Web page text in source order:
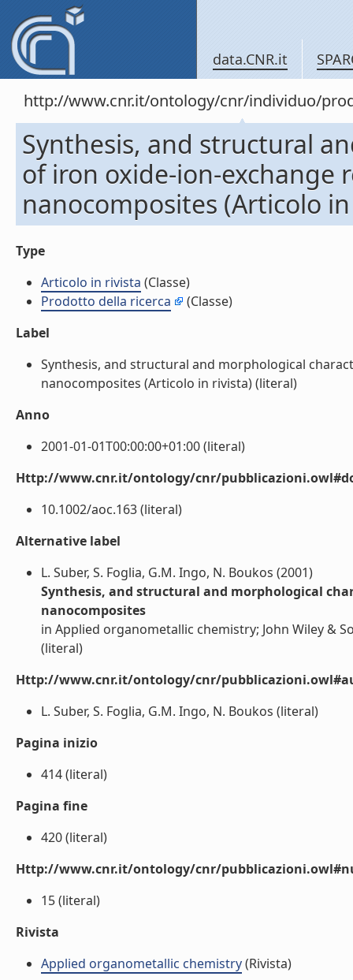
data.CNR.it
http://www.cnr.it/ontology/cnr/individuo/
Synthesis, and structural
of iron oxide-ion-exchange
nanocomposites (Articolo
Type
Articolo in rivista (Classe)
Prodotto della ricerca
(Classe)
Label
Synthesis, and structural and morphological
nanocomposites (Articolo in rivista) (literal)
Anno
2001-01-01T00:00:00+01:00 (literal)
Http://www.cnr.it/ontology/cnr/
10.1002/aoc.163 (literal)
Alternative label
L. Suber, S. Foglia, G.M. Ingo, N. Boukos (2001)
Synthesis, and structural and morphological
nanocomposites
in Applied organometallic chemistry; John Wiley &
(literal)
Http://www.cnr.it/ontology/cnr/
L. Suber, S. Foglia, G.M. Ingo, N. Boukos (literal)
Pagina inizio
414 (literal)
Pagina fine
420 (literal)
Http://www.cnr.it/ontology/cnr/
15 (literal)
Rivista
Applied organometallic chemistry(Rivista)